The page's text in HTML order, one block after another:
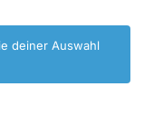
deiner Auswahl